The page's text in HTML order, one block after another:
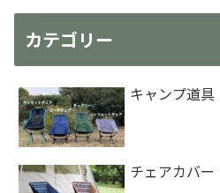
カテゴリー
キャンプ道具
チェアカバー